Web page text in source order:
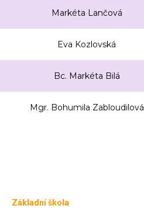
Markéta Lančová
Eva Kozlovská
Bc. Markéta Bilá
Mgr. Bohumila Zabloudilová
Základní škola